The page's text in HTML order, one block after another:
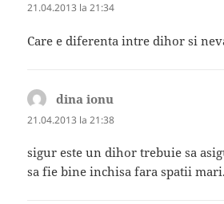
21.04.2013 la 21:34
Care e diferenta intre dihor si
dina ionu
21.04.2013 la 21:38
sigur este un dihor trebuie sa
sa fie bine inchisa fara spatii